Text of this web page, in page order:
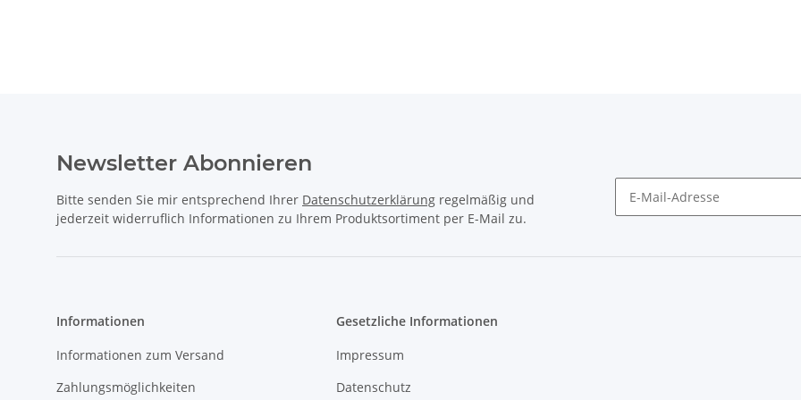
Newsletter Abonnieren
Bitte senden Sie mir entsprechend Ihrer Datenschutzerklärung regelmäßig und
jederzeit widerruflich Informationen zu Ihrem Produktsortiment per E-Mail zu.
Informationen
Informationen zum Versand
Zahlungsmöglichkeiten
Gesetzliche Informationen
Impressum
Datenschutz